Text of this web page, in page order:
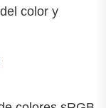
color y